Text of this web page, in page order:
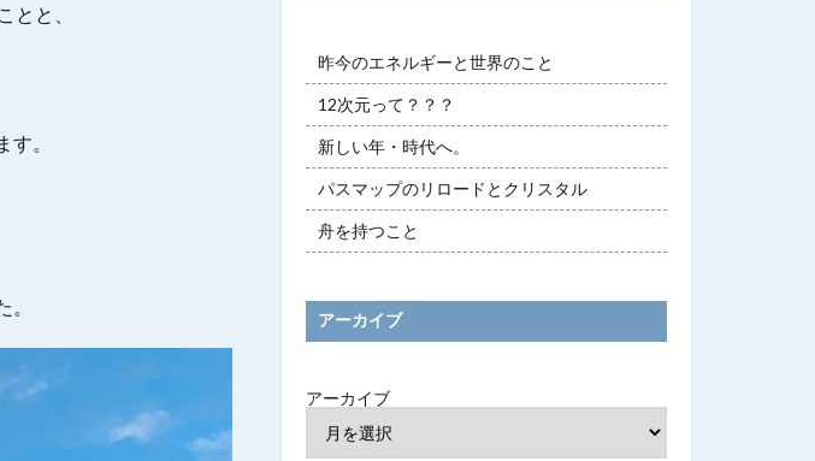
とと、
。
昨今のエネルギーと世界のこと
12次元って？？？
新しい年・時代へ。
パスマップのリロードとクリスタル
舟を持つこと
アーカイブ
アーカイブ